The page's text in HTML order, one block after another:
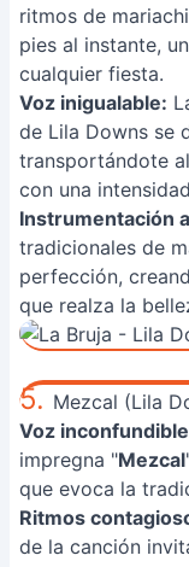
ritmos de
pies al instante,
cualquier fiesta.
Voz inigualable:
de Lila Downs se
transportándote
con una
Instrumentación
tradicionales de
perfección,
que realza la
5. Mezcal (Lila
Voz
impregna "Mezcal
que evoca la
Ritmos
de la canción